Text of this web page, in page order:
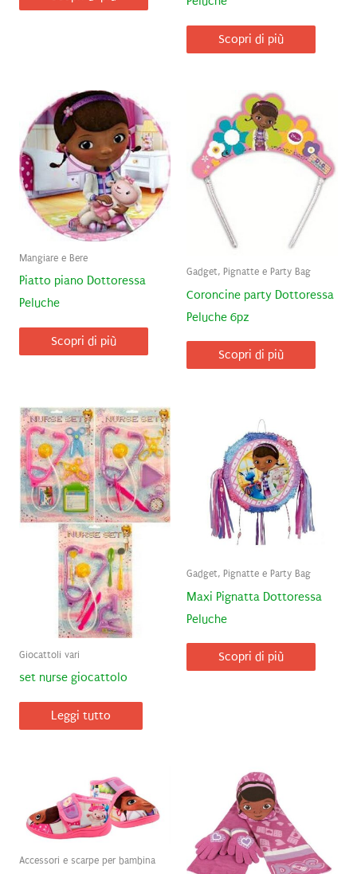
Scopri di più
Mangiare e Bere
Piatto piano Dottoressa
Peluche
Scopri di più
Gadget, Pignatte e Party Bag
Coroncine party Dottoressa
Peluche 6pz
Scopri di più
Giocattoli vari
set nurse giocattolo
Leggi tutto
Gadget, Pignatte e Party Bag
Maxi Pignatta Dottoressa
Peluche
Scopri di più
Accessori e scarpe per bambina